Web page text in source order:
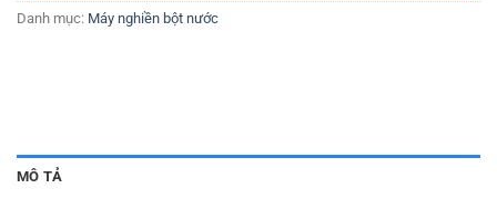
Danh mục: Máy nghiền bột nước
MÔ TẢ